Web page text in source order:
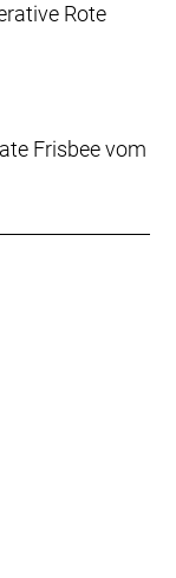
Rote
Frisbee vom